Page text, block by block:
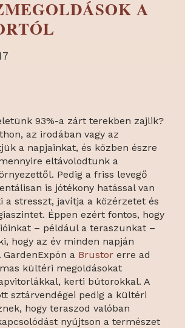
A
93%-a zárt terekben zajlik?
az irodában vagy az
a napjainkat, és közben észre
eltávolodtunk a
Pedig a friss levegő
is jótékony hatással van
a stresszt, javítja a közérzetet és
Éppen ezért fontos, hogy
– például a teraszunkat –
hogy az év minden napján
a Brustor erre ad
kültéri megoldásokat
kerti bútorokkal. A
sztárvendégei pedig a kültéri
hogy teraszod valóban
nyújtson a természet